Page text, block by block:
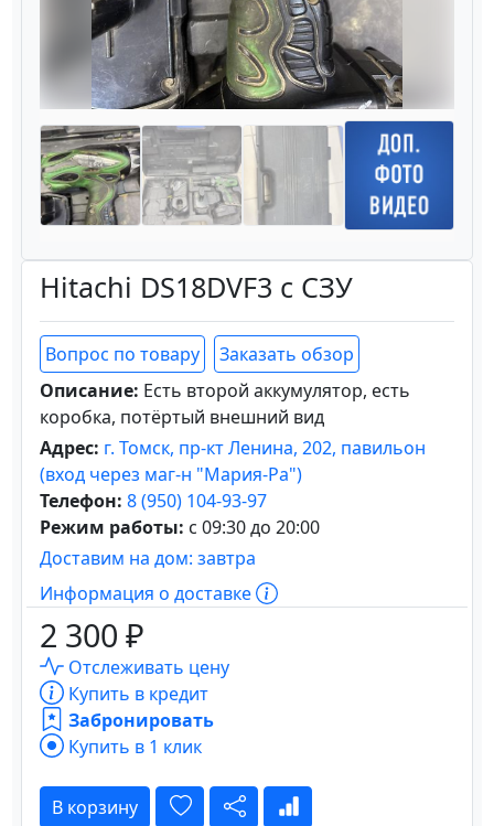
Hitachi DS18DVF3 с СЗУ
Вопрос по товару
Заказать обзор
Описание: Есть второй аккумулятор, есть
коробка, потёртый внешний вид
Адрес: г. Томск, пр-кт Ленина, 202, павильон
(вход через маг-н "Мария-Ра")
Телефон: 8 (950) 104-93-97
Режим работы: с 09:30 до 20:00
Доставим на дом: завтра
Информация о доставке
2 300 ₽
Отслеживать цену
Купить в кредит
Забронировать
Купить в 1 клик
В корзину